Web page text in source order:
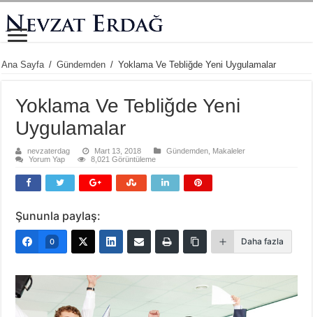
Ana Sayfa / Gündemden / Yoklama Ve Tebliğde Yeni Uygulamalar
Yoklama Ve Tebliğde Yeni
Uygulamalar
nevzaterdag Mart 13, 2018 Gündemden Makaleler
Yorum Yap
8,021 Görüntüleme
Şununla paylaş:
0 Daha fazla